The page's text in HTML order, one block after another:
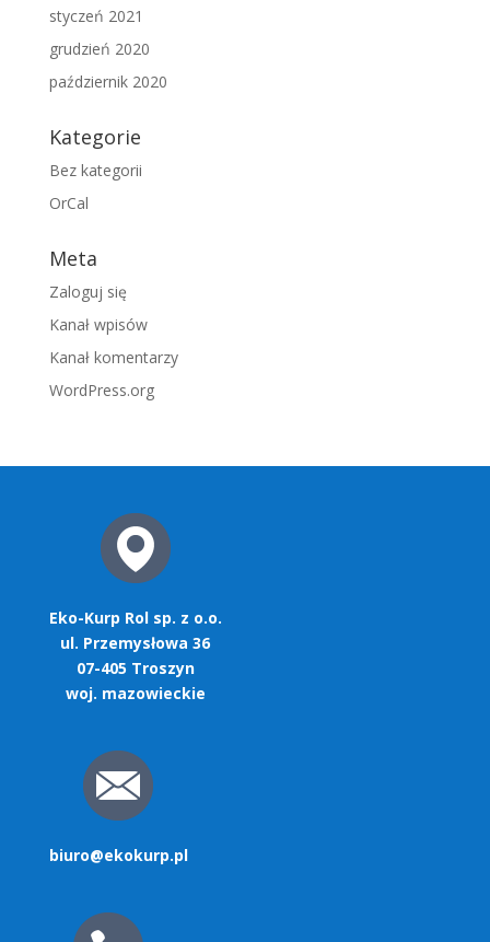
styczeń 2021
grudzień 2020
październik 2020
Kategorie
Bez kategorii
OrCal
Meta
Zaloguj się
Kanał wpisów
Kanał komentarzy
WordPress.org
Eko-Kurp Rol sp. z o.o.
ul. Przemysłowa 36
07-405 Troszyn
woj. mazowieckie
biuro@ekokurp.pl